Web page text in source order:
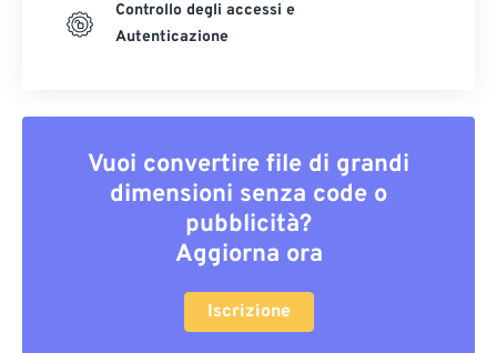
Controllo degli accessi e
Autenticazione
Vuoi convertire file di grandi
dimensioni senza code o
pubblicità?
Aggiorna ora
Iscrizione